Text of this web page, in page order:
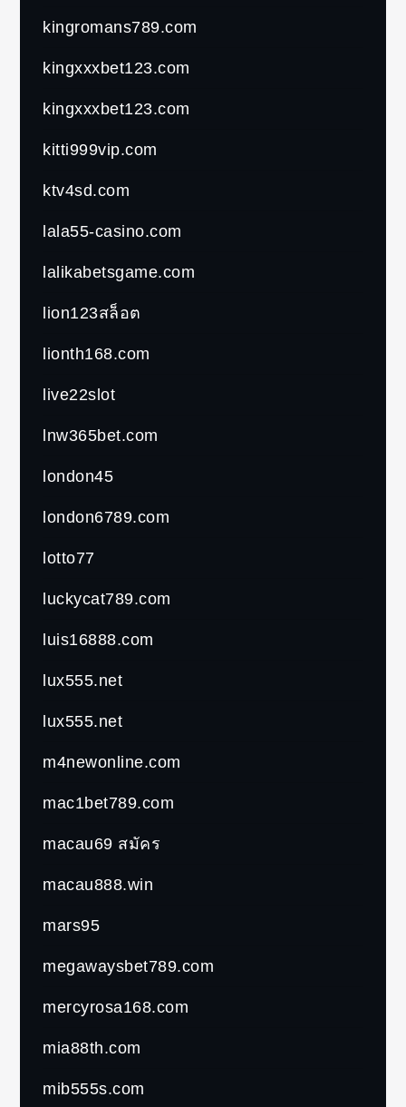
kingromans789.com
kingxxxbet123.com
kingxxxbet123.com
kitti999vip.com
ktv4sd.com
lala55-casino.com
lalikabetsgame.com
lion123สล็อต
lionth168.com
live22slot
lnw365bet.com
london45
london6789.com
lotto77
luckycat789.com
luis16888.com
lux555.net
lux555.net
m4newonline.com
mac1bet789.com
macau69 สมัคร
macau888.win
mars95
megawaysbet789.com
mercyrosa168.com
mia88th.com
mib555s.com